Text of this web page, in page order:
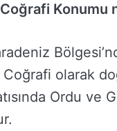
Konumu
olarak
Ordu ve